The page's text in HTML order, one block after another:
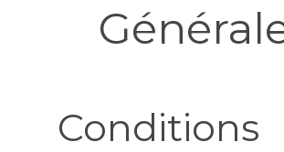
Conditions